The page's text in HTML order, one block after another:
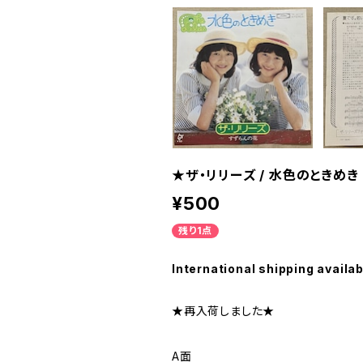
★ザ・リリーズ / 水色のときめき
¥500
残り1点
International shipping
★再入荷しました★
A面